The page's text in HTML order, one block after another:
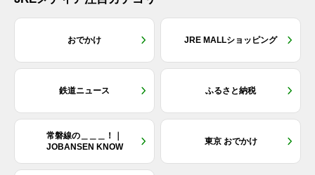
おでかけ JRE MALLショッピング
鉄道ニュース ふるさと納税
常磐線の＿＿＿！｜
JOBANSEN KNOW
東京 おでかけ